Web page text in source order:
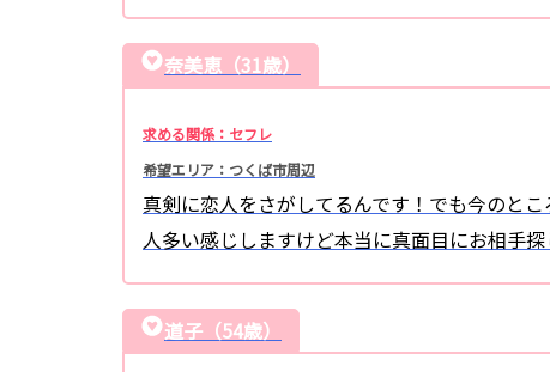
奈美恵（31歳）
求める関係：セフレ
希望エリア：つくば市周辺
真剣に恋人をさがしてるんです！でも今のと
人多い感じしますけど本当に真面目にお相手
道子（54歳）